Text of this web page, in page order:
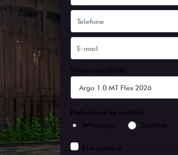
Versão escolhida
Preferência de contato:
Whatsapp
Telefone
Li e aceito a